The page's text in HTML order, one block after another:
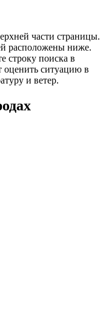
части страницы.
расположены ниже.
строку поиска в
оценить ситуацию в
и ветер.